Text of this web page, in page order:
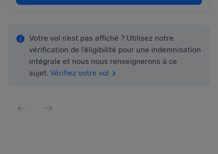
Votre vol n’est pas affiché ? Utilisez notre
vérification de l’éligibilité pour une indemnisation
intégrale et nous nous renseignerons à ce
sujet. Vérifiez votre vol